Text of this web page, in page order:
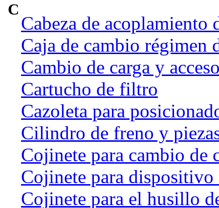
C
Cabeza de acoplamiento
Caja de cambio régimen
Cambio de carga y
Cartucho de filtro
Cazoleta para
Cilindro de freno y
Cojinete para cambio de
Cojinete para
Cojinete para el husillo